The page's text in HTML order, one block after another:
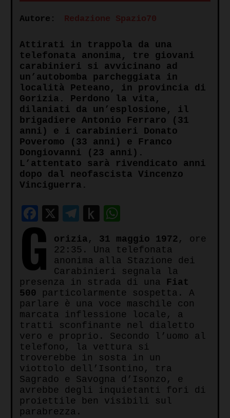
Autore: Redazione Spazio70
Attirati in trappola da una
telefonata anonima, tre giovani
carabinieri si avvicinano ad
un’autobomba parcheggiata in
località Peteano, in provincia di
Gorizia. Perdono la vita,
dilaniati da un’esplosione, il
brigadiere Antonio Ferraro (31
anni) e i carabinieri Donato
Poveromo (33 anni) e Franco
Dongiovanni (23 anni).
L’attentato sarà rivendicato anni
dopo dal neofascista Vincenzo
Vinciguerra.
Facebook
X Telegram
Push
Kindle
G orizia , 31 maggio 1972 , ore
22:35. Una telefonata
anonima alla Stazione dei
Carabinieri segnala la
presenza in strada di una Fiat
500 particolarmente sospetta. A
parlare è una voce maschile con
marcata inflessione locale, a
tratti sconfinante nel dialetto
vero e proprio. Secondo l’uomo al
telefono, la vettura si
troverebbe in sosta in un
viottolo dell’Isontino, tra
Sagrado e Savogna d’Isonzo, e
avrebbe degli inquietanti fori di
proiettile ben visibili sul
parabrezza.